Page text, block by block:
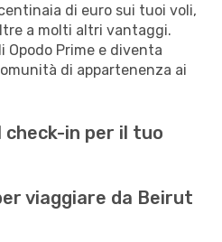
di euro sui tuoi voli,
a molti altri vantaggi.
Prime e diventa
di appartenenza ai
in per il tuo
viaggiare da Beirut